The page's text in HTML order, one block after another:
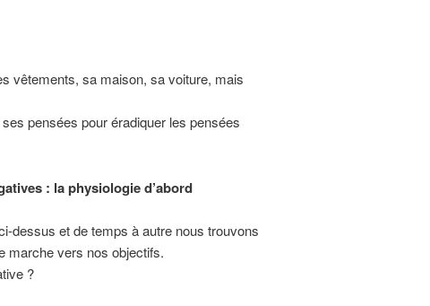
vêtements, sa maison, sa voiture, mais
pensées pour éradiquer les pensées
: la physiologie d’abord
dessus et de temps à autre nous trouvons
marche vers nos objectifs.
?